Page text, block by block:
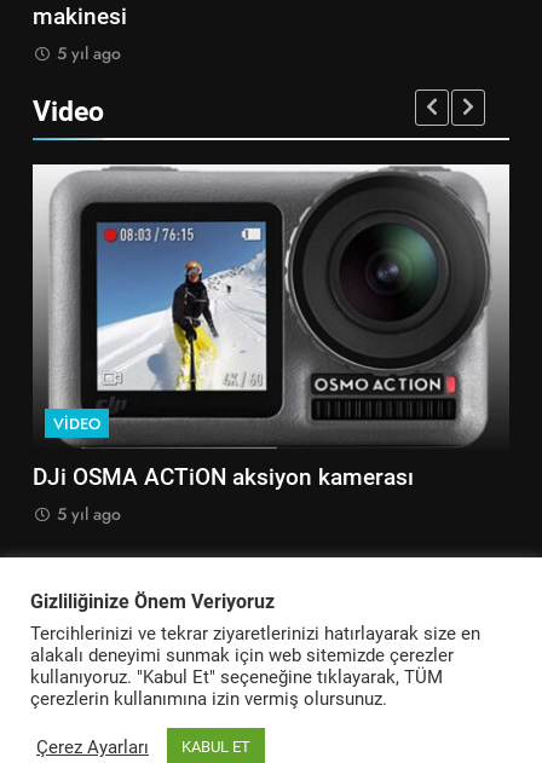
makinesi
5 yıl ago
Video
VIDEO
DJi OSMA ACTiON aksiyon kamerası
5 yıl ago
Teknikerler - Görsel İşitsel Teknoloji 2026. Powered By
BlazeThemes.
Fotoğraf Video
Kerim Arı
Gizliliğinize Önem Veriyoruz
Tercihlerinizi ve tekrar ziyaretlerinizi hatırlayarak size en
alakalı deneyimi sunmak için web sitemizde çerezler
kullanıyoruz. "Kabul Et" seçeneğine tıklayarak, TÜM
çerezlerin kullanımına izin vermiş olursunuz.
Çerez Ayarları KABUL ET